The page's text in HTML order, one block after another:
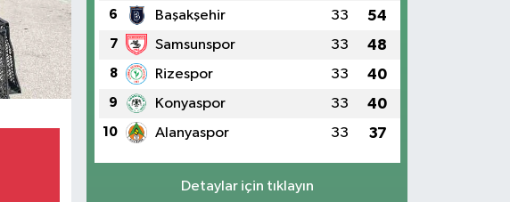
6 Başakşehir 33 54
7 Samsunspor 33 48
8 Rizespor 33 40
9 Konyaspor 33 40
10 Alanyaspor 33 37
Detaylar için tıklayın